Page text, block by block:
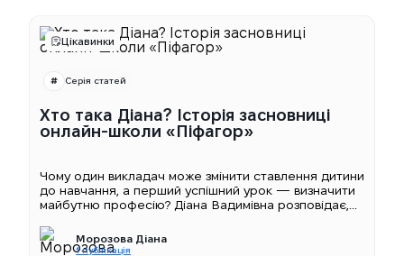
Цікавинки
Серія статей
Хто така Діана? Історія засновниці
онлайн-школи «Піфагор»
Чому один викладач може змінити ставлення дитини
до навчання, а перший успішний урок — визначити
майбутню професію? Діана Вадимівна розповідає,...
Морозова Діана
1 публікація